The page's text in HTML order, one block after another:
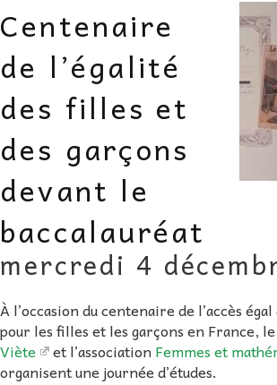
AU FIL DES MATHS
LIBRAIRIE
Centenaire
de l’égalité
des filles et
des garçons
devant le
baccalauréat
mercredi 4
À l’occasion du centenaire de l’accès
pour les filles et les garçons en France, le
Viète
et l’associationFemmes et
organisent une journée d’études.